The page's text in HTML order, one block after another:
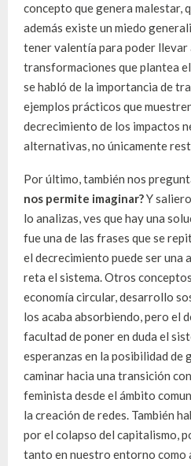
concepto que genera malestar,
además existe un miedo
tener valentía para poder llevar
transformaciones que plantea
se habló de la importancia de
ejemplos prácticos que
decrecimiento de los impactos
alternativas, no únicamente
Por último, también nos
nos permite imaginar?Y
lo analizas, ves que hay una
fue una de las frases que se
el decrecimiento puede ser una
reta el sistema. Otros
economía circular, desarrollo
los acaba absorbiendo, pero el
facultad de poner en duda el
esperanzas en la posibilidad de
caminar hacia una transición
feminista desde el ámbito
la creación de redes. También
por el colapso del capitalismo,
tanto en nuestro entorno como